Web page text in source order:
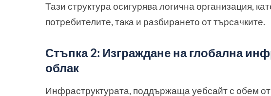
Тази структура осигурява логична организация,
потребителите, така и разбирането от търсачките.
Стъпка 2: Изграждане на глобална
облак
Инфраструктурата, поддържаща уебсайт с обем